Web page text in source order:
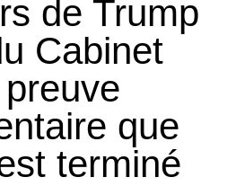
de Trump
Cabinet
que
terminé